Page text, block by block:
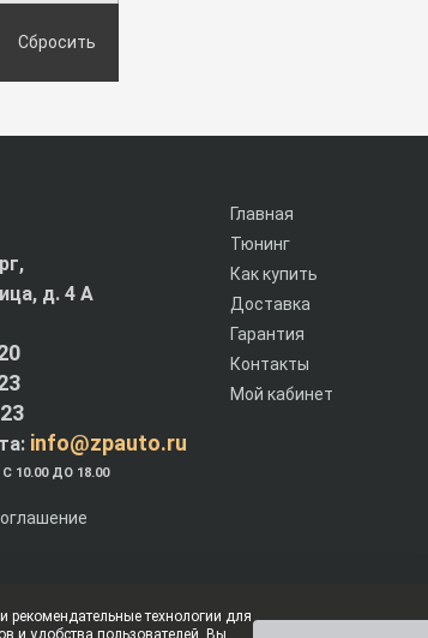
Главная
Тюнинг
Как купить
Доставка
Гарантия
Контакты
Мой кабинет
д. 4 A
info@zpauto.ru
10.00 ДО 18.00
рекомендательные технологии для
и удобства пользователей. Вы